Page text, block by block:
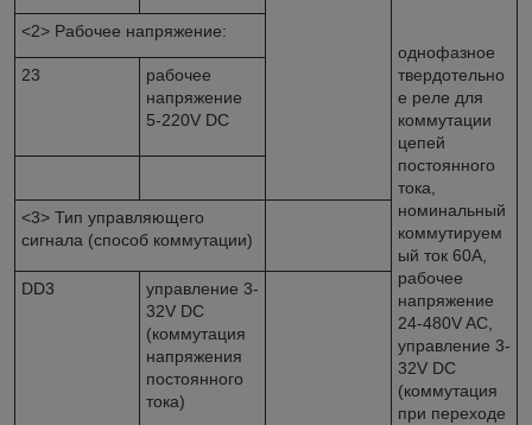
однофазное
твердотельно
е реле для
коммутации
цепей
постоянного
тока,
номинальный
коммутируем
ый ток 60А,
рабочее
напряжение
24-480V AC,
управление 3-
32V DC
(коммутация
при переходе
<2> Рабочее напряжение:
23
рабочее
напряжение
5-220V DC
<3> Тип управляющего
сигнала (способ коммутации)
DD3
управление 3-
32V DC
(коммутация
напряжения
постоянного
тока)